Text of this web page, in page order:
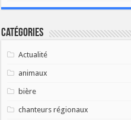
Catégories
Actualité
animaux
bière
chanteurs régionaux